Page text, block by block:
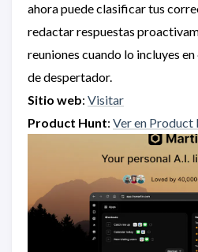
ahora puede clasificar tus
redactar respuestas
reuniones cuando lo incluyes
de despertador.
Sitio web: Visitar
Product Hunt: Ver en Product